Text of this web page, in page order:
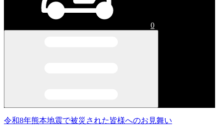
0
令和8年熊本地震で被災された皆様へのお見舞い